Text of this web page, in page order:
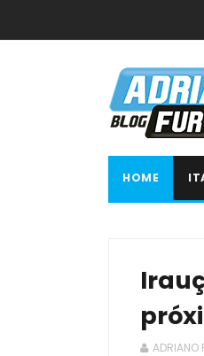
HOME
ADRIANO